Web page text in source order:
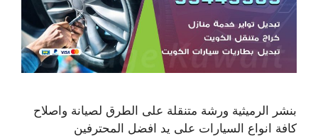
بنشر الرميثية ورشة متنقلة على الطرق لصيانة واصلاح
كافة انواع السيارات على يد افضل المحترفين